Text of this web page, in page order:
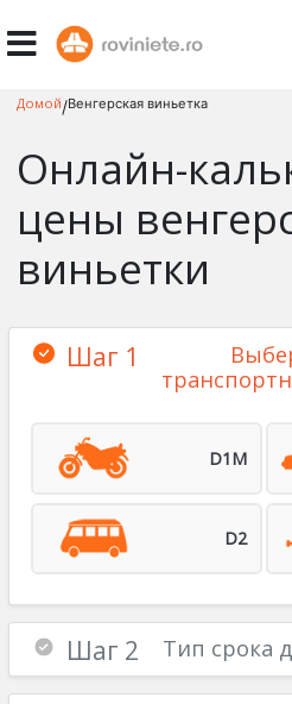
Домой/Венгерская виньетка
Онлайн-
цены
виньетки
Шаг 1
D1M
D2
Шаг 2 Тип срока